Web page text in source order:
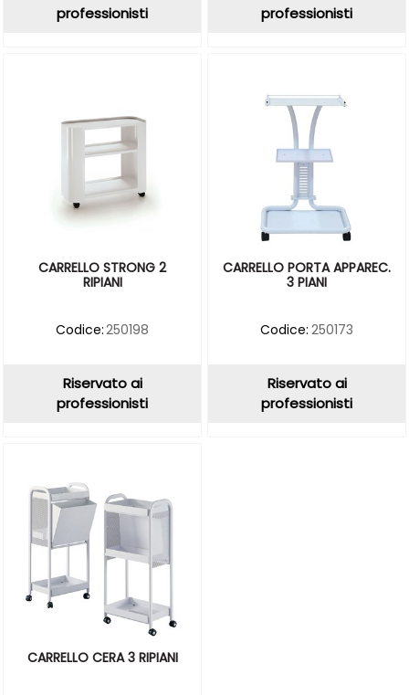
professionisti
professionisti
CARRELLO STRONG 2
RIPIANI
Codice:250198
Riservato ai
professionisti
CARRELLO PORTA APPAREC.
3 PIANI
Codice: 250173
Riservato ai
professionisti
CARRELLO CERA 3 RIPIANI